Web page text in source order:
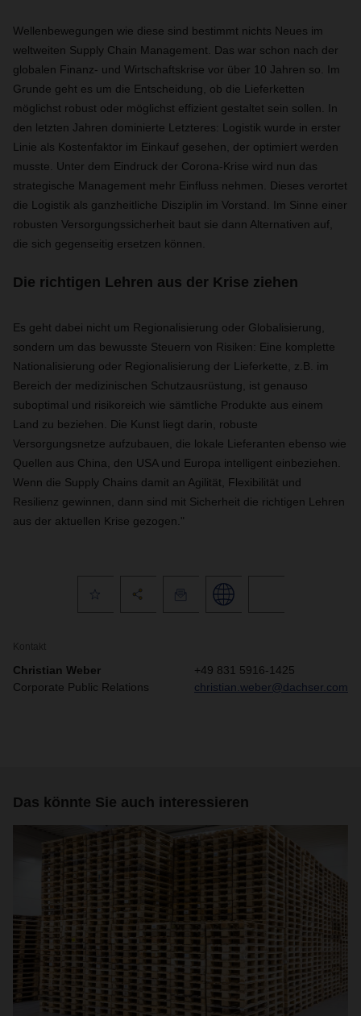
Wellenbewegungen wie diese sind bestimmt nichts Neues im
weltweiten Supply Chain Management. Das war schon nach der
globalen Finanz- und Wirtschaftskrise vor über 10 Jahren so. Im
Grunde geht es um die Entscheidung, ob die Lieferketten
möglichst robust oder möglichst effizient gestaltet sein sollen. In
den letzten Jahren dominierte Letzteres: Logistik wurde in erster
Linie als Kostenfaktor im Einkauf gesehen, der optimiert werden
musste. Unter dem Eindruck der Corona-Krise wird nun das
strategische Management mehr Einfluss nehmen. Dieses verortet
die Logistik als ganzheitliche Disziplin im Vorstand. Im Sinne einer
robusten Versorgungssicherheit baut sie dann Alternativen auf,
die sich gegenseitig ersetzen können.
Die richtigen Lehren aus der Krise ziehen
Es geht dabei nicht um Regionalisierung oder Globalisierung,
sondern um das bewusste Steuern von Risiken: Eine komplette
Nationalisierung oder Regionalisierung der Lieferkette, z.B. im
Bereich der medizinischen Schutzausrüstung, ist genauso
suboptimal und risikoreich wie sämtliche Produkte aus einem
Land zu beziehen. Die Kunst liegt darin, robuste
Versorgungsnetze aufzubauen, die lokale Lieferanten ebenso wie
Quellen aus China, den USA und Europa intelligent einbeziehen.
Wenn die Supply Chains damit an Agilität, Flexibilität und
Resilienz gewinnen, dann sind mit Sicherheit die richtigen Lehren
aus der aktuellen Krise gezogen."
Kontakt
Christian Weber
Corporate Public Relations
+49 831 5916-1425
christian.weber@dachser.com
Das könnte Sie auch interessieren